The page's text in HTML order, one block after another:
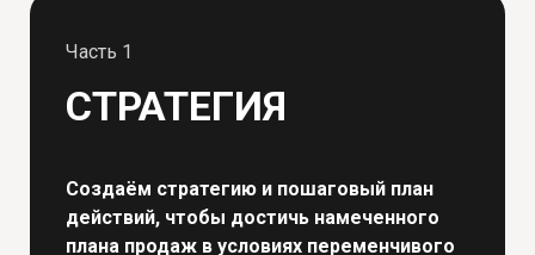
Часть 1
СТРАТЕГИЯ
Создаём стратегию и пошаговый план
действий, чтобы достичь намеченного
плана продаж в условиях переменчивого